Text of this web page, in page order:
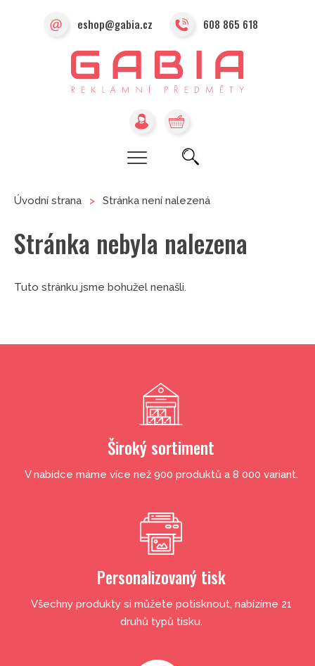
eshop@gabia.cz 608 865 618
Úvodní strana > Stránka není nalezená
Stránka nebyla nalezena
Tuto stránku jsme bohužel nenašli.
Široký sortiment
V nabídce máme více než 900 produktů a 8 000 variant.
Personalizovaný tisk
Všechny produkty si můžete potisknout, nabízíme 21
druhů typů tisku.